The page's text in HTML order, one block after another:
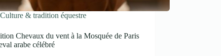
Culture & tradition équestre
Chevaux du vent à la Mosquée de Paris
arabe célébré